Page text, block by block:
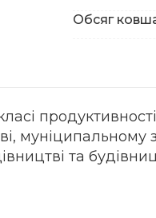
Обсяг
муніципальному
та